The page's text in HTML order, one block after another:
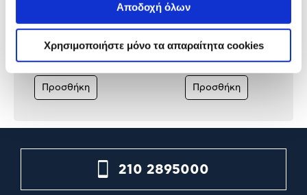
Αποδοχή όλων
Χρησιμοποιήστε μόνο τα απαραίτητα cookies
Corsair Desktop RAM
Grey DDR5
199,00€
Προσθήκη
Corsair Desktop RAM
5200MHz DDR5
379,00€
Προσθήκη
210 2895000